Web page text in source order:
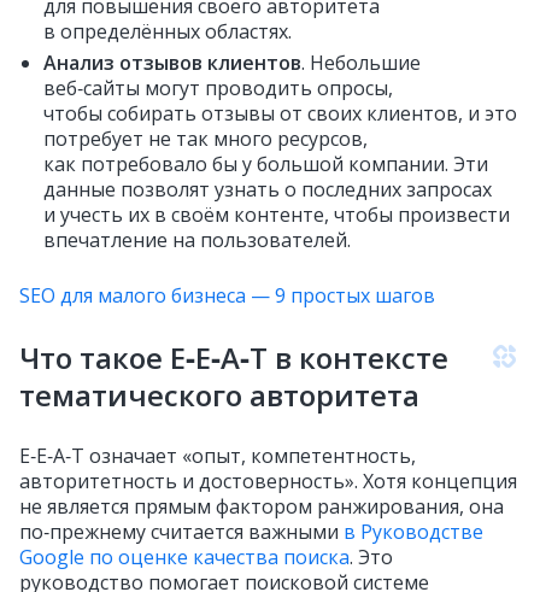
для повышения своего авторитета
в определённых областях.
Анализ отзывов клиентов. Небольшие
веб‑сайты могут проводить опросы,
чтобы собирать отзывы от своих клиентов, и это
потребует не так много ресурсов,
как потребовало бы у большой компании. Эти
данные позволят узнать о последних запросах
и учесть их в своём контенте, чтобы произвести
впечатление на пользователей.
SEO для малого бизнеса — 9 простых шагов
Что такое E‑E‑A‑T в контексте
тематического авторитета
E‑E‑A‑T означает «опыт, компетентность,
авторитетность и достоверность». Хотя концепция
не является прямым фактором ранжирования, она
по‑прежнему считается важными в Руководстве
Google по оценке качества поиска. Это
руководство помогает поисковой системе